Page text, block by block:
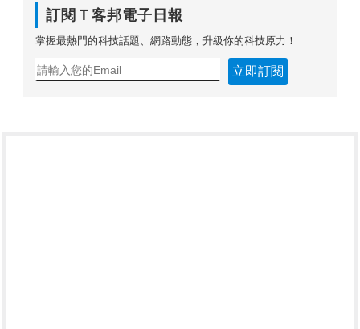
訂閱Ｔ客邦電子日報
掌握最熱門的科技話題、網路動態，升級你的科技原力！
立即訂閱